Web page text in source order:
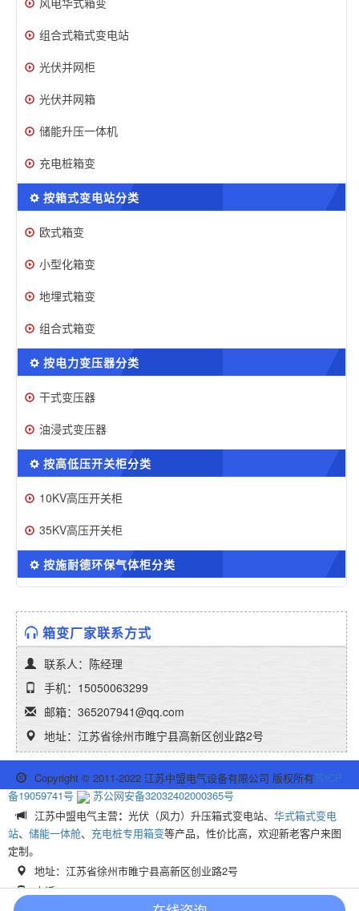
组合式箱式变电站
光伏并网柜
光伏并网箱
储能升压一体机
充电桩箱变
按箱式变电站分类
欧式箱变
小型化箱变
地埋式箱变
组合式箱变
按电力变压器分类
干式变压器
油浸式变压器
按高低压开关柜分类
10KV高压开关柜
35KV高压开关柜
按施耐德环保气体柜分类
箱变厂家联系方式
联系人：陈经理
手机：15050063299
邮箱：365207941@qq.com
地址：江苏省徐州市睢宁县高新区创业路2号
Copyright © 2011-2022 江苏中盟电气设备有限公司 版权所有苏ICP
备19059741号
苏公网安备32032402000365号
江苏中盟电气主营： 光伏（风力）升压箱式变电站、 华式箱式变电
站、 储能一体舱、 充电桩专用箱变等产品，性价比高，欢迎新老客户来图
定制。
地址：江苏省徐州市睢宁县高新区创业路2号
电话：15050063299